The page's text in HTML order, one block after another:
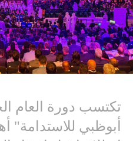
تكتسب دورة العام
أبوظبي للاستدامة"